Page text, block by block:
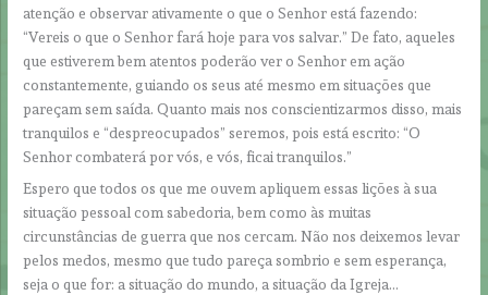
atenção e observar ativamente o que o Senhor está fazendo:
“Vereis o que o Senhor fará hoje para vos salvar.” De fato, aqueles
que estiverem bem atentos poderão ver o Senhor em ação
constantemente, guiando os seus até mesmo em situações que
pareçam sem saída. Quanto mais nos conscientizarmos disso, mais
tranquilos e “despreocupados” seremos, pois está escrito: “O
Senhor combaterá por vós, e vós, ficai tranquilos.”
Espero que todos os que me ouvem apliquem essas lições à sua
situação pessoal com sabedoria, bem como às muitas
circunstâncias de guerra que nos cercam. Não nos deixemos levar
pelos medos, mesmo que tudo pareça sombrio e sem esperança,
seja o que for: a situação do mundo, a situação da Igreja…